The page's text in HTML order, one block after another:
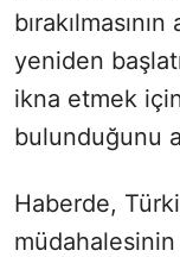
bırakılmasının
yeniden
ikna etmek
bulunduğunu
Haberde,